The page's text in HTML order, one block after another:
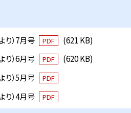
り）7月号 PDF
(621 KB)
り）6月号
PDF
(620 KB)
り）5月号
PDF
り）4月号 PDF